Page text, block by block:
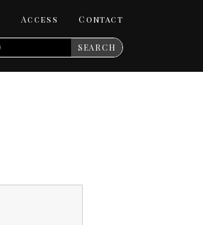
Access Contact
SEARCH